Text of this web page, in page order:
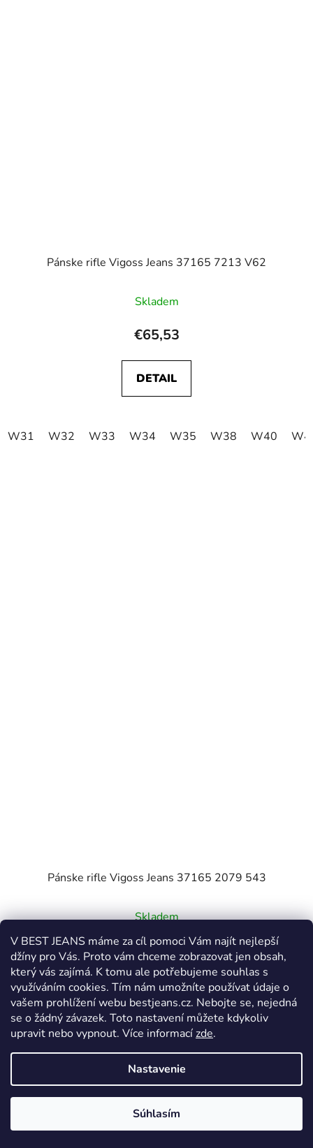
V BEST JEANS máme za cíl pomoci Vám najít nejlepší
džíny pro Vás. Proto vám chceme zobrazovat jen obsah,
který vás zajímá. K tomu ale potřebujeme souhlas s
využíváním cookies. Tím nám umožníte používat údaje o
vašem prohlížení webu bestjeans.cz. Nebojte se, nejedná
se o žádný závazek. Toto nastavení můžete kdykoliv
upravit nebo vypnout. Více informacízde.
Nastavenie
Súhlasím
Pánske rifle Vigoss Jeans 37165 7213 V62
Skladem
€65,53
DETAIL
W31 W32 W33 W34 W35 W38 W40
Pánske rifle Vigoss Jeans 37165 2079 543
hodnotenie
produktu
je
5,0
z
5
hviezdičiek.
Skladem
€65,53
DETAIL
W31 W32 W33 W40